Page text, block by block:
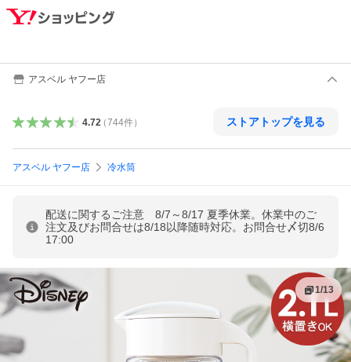
アスベル ヤフー店
4.72（744件） ストアトップを見る
アスベル ヤフー店 冷水筒
配送に関するご注意 8/7～8/17 夏季休業。休業中のご
注文及びお問合せは8/18以降随時対応。お問合せ〆切8/6
17:00
1/13